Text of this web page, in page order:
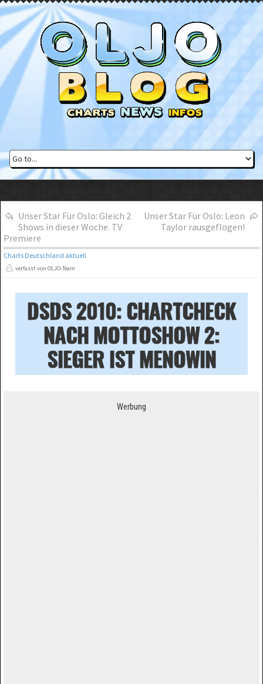
Unser Star Für Oslo: Gleich 2
Shows in dieser Woche. TV
Premiere
Unser Star Für Oslo: Leon
Taylor rausgeflogen!
Charts Deutschland aktuell
verfasst von OLJO-Team
DSDS 2010: CHARTCHECK
NACH MOTTOSHOW 2:
SIEGER IST MENOWIN
Werbung